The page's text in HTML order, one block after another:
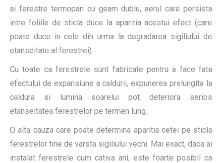
ai ferestre termopan cu geam dublu, aerul care persista
intre foliile de sticla duce la aparitia acestui efect (care
poate duce in cele din urma la degradarea sigiliului de
etanseitate al ferestrei).
Cu toate ca ferestrele sunt fabricate pentru a face fata
efectului de expansiune a caldurii, expunerea prelungita la
caldura si lumina soarelui pot deteriora serios
etanseitatea ferestrelor pe termen lung.
O alta cauza care poate determina aparitia cetei pe sticla
ferestrelor tine de varsta sigiliului vechi. Mai exact, daca ai
instalat ferestrele cum cativa ani, este foarte posibil ca